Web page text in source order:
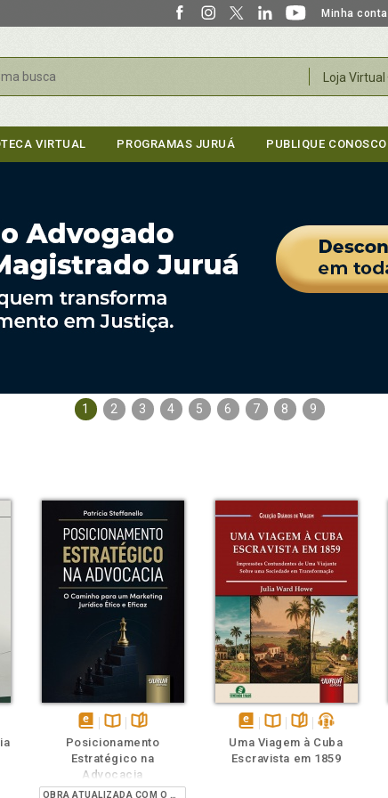
Minha conta
Loja Virtual
VIRTUAL PROGRAMAS JURUÁ PUBLIQUE CONOSCO
1 2 3 4 5 6 7 8 9
disponível
em
eBook
Disponível
na
B.V.
páginas
Posicionamento
Estratégico na
Advocacia
disponível
em
Disponível
na
páginaspodcast
Uma Viagem à Cuba
Escravista em 1859
Também